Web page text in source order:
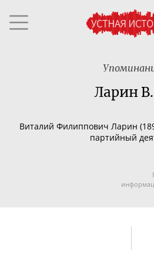
Ларин
Виталий Филиппович Ларин
партийный